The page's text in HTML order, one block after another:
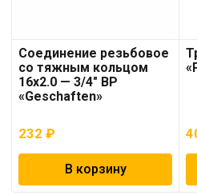
Соединение резьбовое
со тяжным кольцом
16х2.0 — 3/4″ ВР
«Geschaften»
232 ₽
В корзину